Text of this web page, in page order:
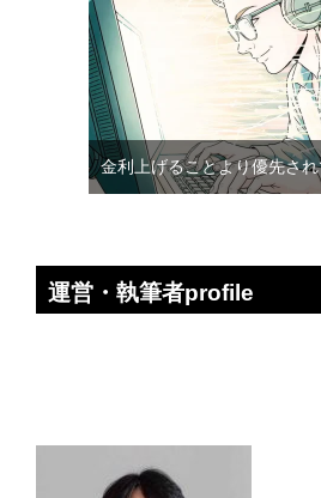
金利上げることより優先さ
運営・執筆者profile